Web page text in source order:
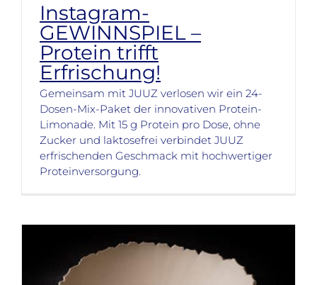
Instagram-
GEWINNSPIEL –
Protein trifft
Erfrischung!
Gemeinsam mit JUUZ verlosen wir ein 24-
Dosen-Mix-Paket der innovativen Protein-
Limonade. Mit 15 g Protein pro Dose, ohne
Zucker und laktosefrei verbindet JUUZ
erfrischenden Geschmack mit hochwertiger
Proteinversorgung.